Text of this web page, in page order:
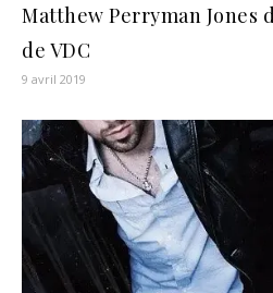
Matthew Perryman Jones
de VDC
9 avril 2019